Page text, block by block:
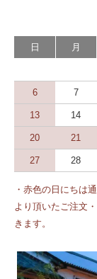
日 月
6 7
13 14
20 21
27 28
・赤色の日にちは
より頂いたご注文
きます。